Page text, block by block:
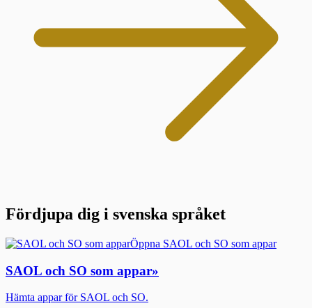
Fördjupa dig i svenska språket
Öppna SAOL och SO som appar
SAOL och SO som appar»
Hämta appar för SAOL och SO.